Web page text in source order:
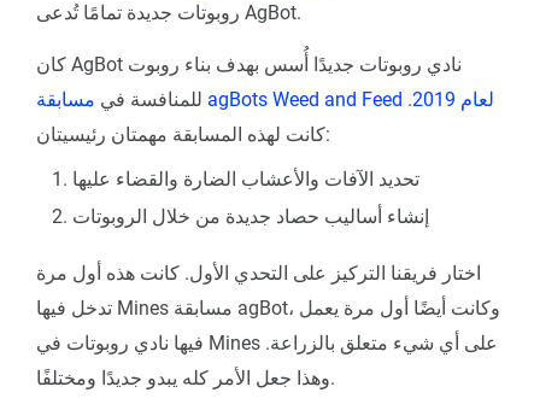
روبوتات جديدة تمامًا تُدعى AgBot.
كان AgBot نادي روبوتات جديدًا أُسس بهدف بناء روبوت
للمنافسة في
مسابقة agBots Weed and Feed لعام 2019
.
كانت لهذه المسابقة مهمتان رئيسيتان:
تحديد الآفات والأعشاب الضارة والقضاء عليها
إنشاء أساليب حصاد جديدة من خلال الروبوتات
اختار فريقنا التركيز على التحدي الأول. كانت هذه أول مرة
تدخل فيها Mines مسابقة agBot، وكانت أيضًا أول مرة يعمل
فيها نادي روبوتات في Mines على أي شيء متعلق بالزراعة.
وهذا جعل الأمر كله يبدو جديدًا ومختلفًا.